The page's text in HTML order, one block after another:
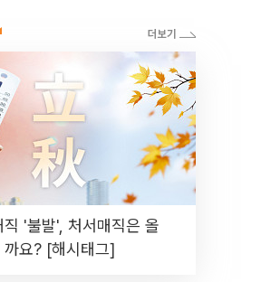
직 '불발', 처서매직은 올
까요? [해시태그]